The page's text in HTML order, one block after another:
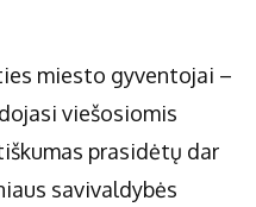
miesto gyventojai –
viešosiomis
prasidėtų dar
savivaldybės